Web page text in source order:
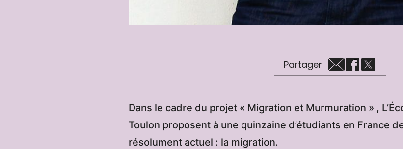
Partager
Dans le cadre du projet « Migration et Murmuration » ,
Toulon proposent à une quinzaine d’étudiants en France
résolument actuel : la migration.